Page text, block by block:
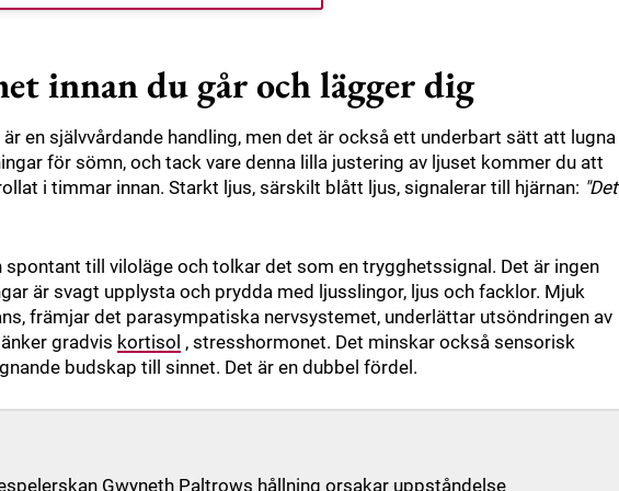
innan du går och lägger dig
en självvårdande handling, men det är också ett underbart sätt att lugna
för sömn, och tack vare denna lilla justering av ljuset kommer du att
i timmar innan. Starkt ljus, särskilt blått ljus, signalerar till hjärnan: "Det
spontant till viloläge och tolkar det som en trygghetssignal. Det är ingen
är svagt upplysta och prydda med ljusslingor, ljus och facklor. Mjuk
främjar det parasympatiska nervsystemet, underlättar utsöndringen av
gradvis kortisol , stresshormonet. Det minskar också sensorisk
budskap till sinnet. Det är en dubbel fördel.
Gwyneth Paltrows hållning orsakar uppståndelse